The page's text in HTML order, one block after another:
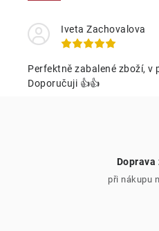
Iveta Zachovalova
Perfektně zabalené zboží, v
Doporučuji 👍👍
Doprava
při nákupu